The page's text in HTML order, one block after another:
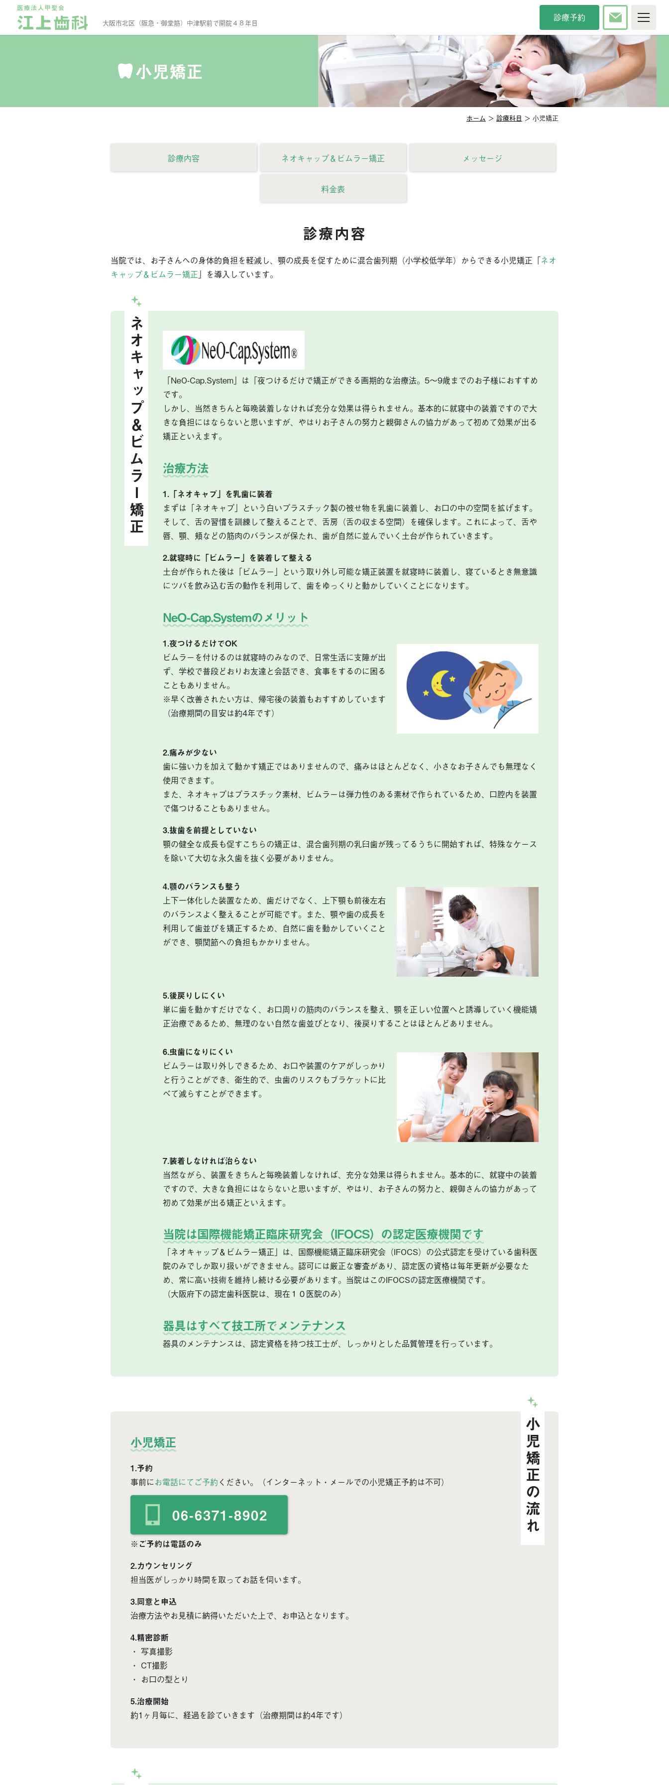
大阪市北区（阪急・御堂筋）中津駅前で開院４８年目 診療予約
TOP
当院について
診療時間・方針
院長紹介
スタッフ紹介
インタビュー
アクセス
一般歯科
審美歯科
相談掲示板
歯の豆知識
小児矯正
ホーム ＞ 診療科目 ＞ 小児矯正
診療内容 ネオキャップ＆ ビムラー矯正 メッセージ
料金表
診療内容
当院では、お子さんへの身体的負担を軽減し、顎の成長を促すために混合歯列期（小学校低学年）からできる小児矯正「ネオ
キャップ＆ビムラー矯正 」を導入しています。
ネオキャップ＆ビムラー矯正
「NeO-Cap.System」は「夜つけるだけで矯正ができる画期的な治療法。5〜9歳までのお子様におすすめ
です。
しかし、当然きちんと毎晩装着しなければ充分な効果は得られません。基本的に就寝中の装着ですので大
きな負担にはならないと思いますが、やはりお子さんの努力と親御さんの協力があって初めて効果が出る
矯正といえます。
治療方法
1.「ネオキャプ」を乳歯に装着
まずは「ネオキャプ」という白いプラスチック製の被せ物を乳歯に装着し、お口の中の空間を拡げます。
そして、舌の習慣を訓練して整えることで、舌房（舌の収まる空間）を確保します。これによって、舌や
唇、顎、頬などの筋肉のバランスが保たれ、歯が自然に並んでいく土台が作られていきます。
2.就寝時に「ビムラー」を装着して整える
土台が作られた後は「ビムラー」という取り外し可能な矯正装置を就寝時に装着し、寝ているとき無意識
にツバを飲み込む舌の動作を利用して、歯をゆっくりと動かしていくことになります。
NeO-Cap.Systemのメリット
1.夜つけるだけでOK
ビムラーを付けるのは就寝時のみなので、日常生活に支障が出
ず、学校で普段どおりお友達と会話でき、食事をするのに困る
こともありません。
※早く改善されたい方は、帰宅後の装着もおすすめしています
（治療期間の目安は約4年です）
2.痛みが少ない
歯に強い力を加えて動かす矯正ではありませんので、痛みはほとんどなく、小さなお子さんでも無理なく
使用できます。
また、ネオキャプはプラスチック素材、ビムラーは弾力性のある素材で作られているため、口腔内を装置
で傷つけることもありません。
3.抜歯を前提としていない
顎の健全な成長も促すこちらの矯正は、混合歯列期の乳臼歯が残ってるうちに開始すれば、特殊なケース
を除いて大切な永久歯を抜く必要がありません。
4.顎のバランスも整う
上下一体化した装置なため、歯だけでなく、上下顎も前後左右
のバランスよく整えることが可能です。また、顎や歯の成長を
利用して歯並びを矯正するため、自然に歯を動かしていくこと
ができ、顎関節への負担もかかりません。
5.後戻りしにくい
単に歯を動かすだけでなく、お口周りの筋肉のバランスを整え、顎を正しい位置へと誘導していく機能矯
正治療であるため、無理のない自然な歯並びとなり、後戻りすることはほとんどありません。
6.虫歯になりにくい
ビムラーは取り外しできるため、お口や装置のケアがしっかり
と行うことができ、衛生的で、虫歯のリスクもブラケットに比
べて減らすことができます。
7.装着しなければ治らない
当然ながら、装置をきちんと毎晩装着しなければ、充分な効果は得られません。基本的に、就寝中の装着
ですので、大きな負担にはならないと思いますが、やはり、お子さんの努力と、親御さんの協力があって
初めて効果が出る矯正といえます。
当院は国際機能矯正臨床研究会（IFOCS）の認定医療機関です
「ネオキャップ＆ビムラー矯正」は、国際機能矯正臨床研究会（IFOCS）の公式認定を受けている歯科医
院のみでしか取り扱いができません。認可には厳正な審査があり、認定医の資格は毎年更新が必要なた
め、常に高い技術を維持し続ける必要があります。当院はこのIFOCSの認定医療機関です。
（大阪府下の認定歯科医院は、現在１０医院のみ）
器具はすべて技工所でメンテナンス
器具のメンテナンスは、認定資格を持つ技工士が、しっかりとした品質管理を行っています。
小児矯正の流れ
小児矯正
1.予約
事前にお電話にてご予約 ください。（インターネット・メールでの小児矯正予約は不可）
06-6371-8902
※ご予約は電話のみ
2.カウンセリング
担当医がしっかり時間を取ってお話を伺います。
3.同意と申込
治療方法やお見積に納得いただいた上で、お申込となります。
4.精密診断
・ 写真撮影
・ CT撮影
・ お口の型とり
5.治療開始
約1ヶ月毎に、経過を診ていきます（治療期間は約4年です）